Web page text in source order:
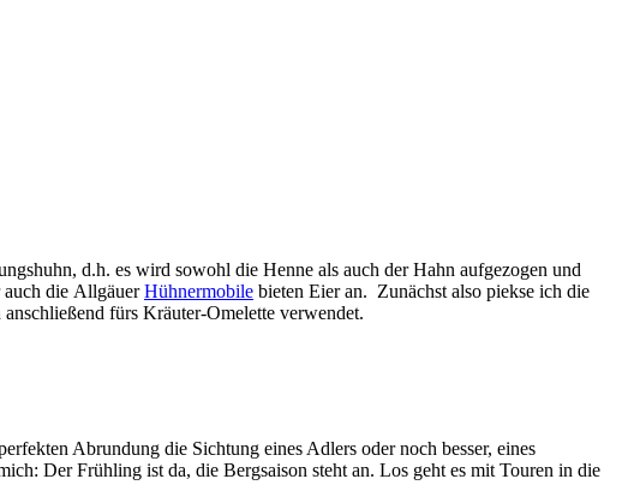
d.h. es wird sowohl die Henne als auch der Hahn aufgezogen und
auch die AllgäuerHühnermobile bieten Eier an. Zunächst also piekse ich die
fürs Kräuter-Omelette verwendet.
Abrundung die Sichtung eines Adlers oder noch besser, eines
Der Frühling ist da, die Bergsaison steht an. Los geht es mit Touren in die